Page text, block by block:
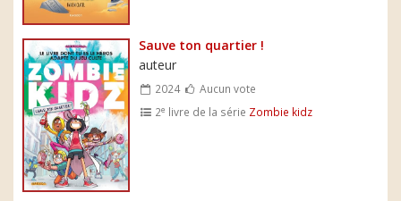
Sauve ton quartier !
auteur
2024
Aucun vote
2e livre de la série Zombie kidz